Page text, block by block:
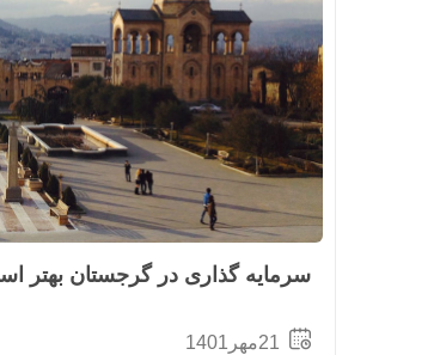
سرمایه گذاری در گرجستان بهتر
21مهر1401